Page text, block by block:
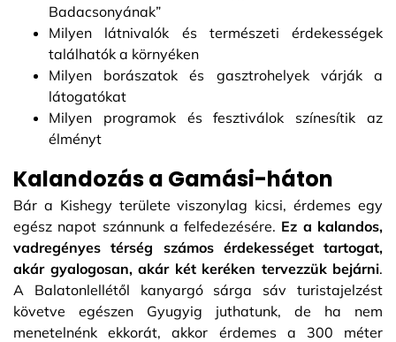
Badacsonyának”
Milyen látnivalók és természeti érdekességek
találhatók a környéken
Milyen borászatok és gasztrohelyek várják a
látogatókat
Milyen programok és fesztiválok színesítik az
élményt
Kalandozás a Gamási-háton
Bár a Kishegy területe viszonylag kicsi, érdemes egy
egész napot szánnunk a felfedezésére. Ez a kalandos,
vadregényes térség számos érdekességet tartogat,
akár gyalogosan, akár két keréken tervezzük bejárni.
A Balatonlellétől kanyargó sárga sáv turistajelzést
követve egészen Gyugyig juthatunk, de ha nem
menetelnénk ekkorát, akkor érdemes a 300 méter